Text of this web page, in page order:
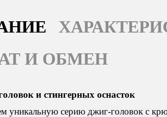
И ОБМЕН
и стингерных оснасток
уникальную серию джиг-головок с